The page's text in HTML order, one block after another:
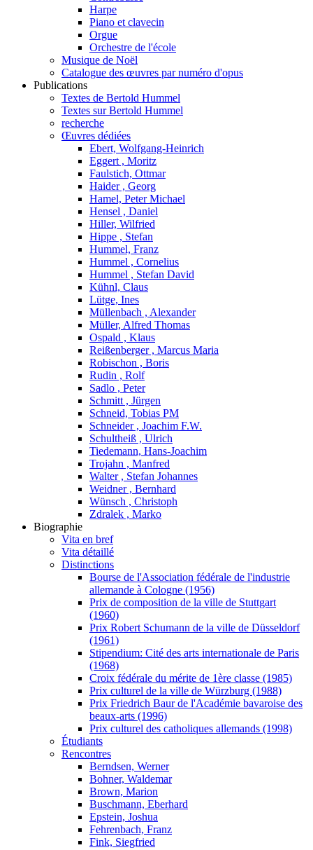
Harpe
Piano et clavecin
Orgue
Orchestre de l'école
Musique de Noël
Catalogue des œuvres par numéro d'opus
Publications
Textes de Bertold Hummel
Textes sur Bertold Hummel
recherche
Œuvres dédiées
Ebert, Wolfgang-Heinrich
Eggert , Moritz
Faulstich, Ottmar
Haider , Georg
Hamel, Peter Michael
Hensel , Daniel
Hiller, Wilfried
Hippe , Stefan
Hummel, Franz
Hummel , Cornelius
Hummel , Stefan David
Kühnl, Claus
Lütge, Ines
Müllenbach , Alexander
Müller, Alfred Thomas
Ospald , Klaus
Reißenberger , Marcus Maria
Robischon , Boris
Rudin , Rolf
Sadlo , Peter
Schmitt , Jürgen
Schneid, Tobias PM
Schneider , Joachim F.W.
Schultheiß , Ulrich
Tiedemann, Hans-Joachim
Trojahn , Manfred
Walter , Stefan Johannes
Weidner , Bernhard
Wünsch , Christoph
Zdralek , Marko
Biographie
Vita en bref
Vita détaillé
Distinctions
Bourse de l'Association fédérale de l'industrie
allemande à Cologne (1956)
Prix de composition de la ville de Stuttgart
(1960)
Prix Robert Schumann de la ville de Düsseldorf
(1961)
Stipendium: Cité des arts internationale de Paris
(1968)
Croix fédérale du mérite de 1ère classe (1985)
Prix culturel de la ville de Würzburg (1988)
Prix Friedrich Baur de l'Académie bavaroise des
beaux-arts (1996)
Prix culturel des catholiques allemands (1998)
Étudiants
Rencontres
Berndsen, Werner
Bohner, Waldemar
Brown, Marion
Buschmann, Eberhard
Epstein, Joshua
Fehrenbach, Franz
Fink, Siegfried